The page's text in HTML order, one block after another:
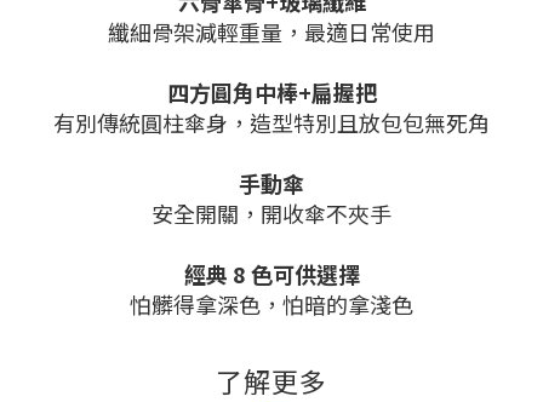
纖細骨架減輕重量，最適日常使用
四方圓角中棒+扁握把
有別傳統圓柱傘身，造型特別且放包包無死角
手動傘
安全開關，開收傘不夾手
經典 8 色可供選擇
怕髒得拿深色，怕暗的拿淺色
了解更多